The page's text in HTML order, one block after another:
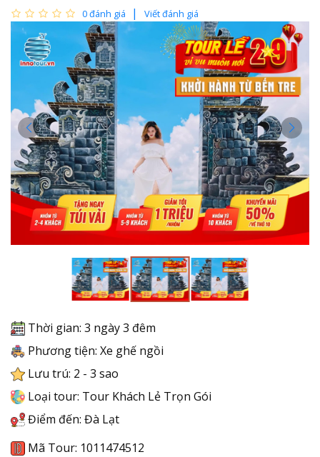
0 đánh giá Viết đánh giá
Thời gian: 3 ngày 3 đêm
Phương tiện: Xe ghế ngồi
Lưu trú: 2 - 3 sao
Loại tour: Tour Khách Lẻ Trọn Gói
Điểm đến: Đà Lạt
Mã Tour: 1011474512